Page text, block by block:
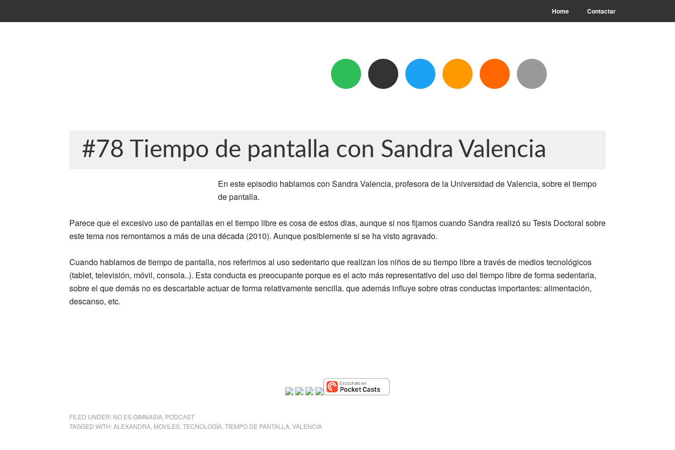
Home Contactar
#78 Tiempo de pantalla con Sandra Valencia
En este episodio hablamos con Sandra Valencia, profesora de la Universidad de Valencia, sobre el tiempo
de pantalla.
Parece que el excesivo uso de pantallas en el tiempo libre es cosa de estos dias, aunque si nos fijamos cuando Sandra realizó su Tesis Doctoral sobre
este tema nos remontamos a más de una década (2010). Aunque posiblemente si se ha visto agravado.
Cuando hablamos de tiempo de pantalla, nos referimos al uso sedentario que realizan los niños de su tiempo libre a través de medios tecnológicos
(tablet, televisión, móvil, consola..). Esta conducta es preocupante porque es el acto más representativo del uso del tiempo libre de forma sedentaria,
sobre el que demás no es descartable actuar de forma relativamente sencilla. que además influye sobre otras conductas importantes: alimentación,
descanso, etc.
FILED UNDER: NO ES GIMNASIA PODCAST
TAGGED WITH:ALEXANDRA MOVILES TECNOLOGÍA TIEMPO DE PANTALLA VALENCIA